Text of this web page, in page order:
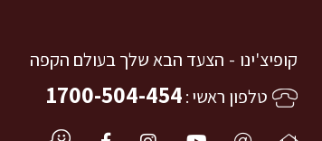
קופיצ'ינו
הצעד הבא שלך בעולם הקפה
טלפון ראשי 1700-504-454